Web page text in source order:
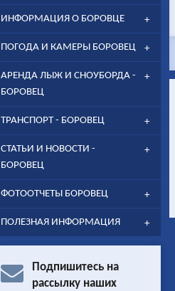
ИНФОРМАЦИЯ О БОРОВЦЕ
ПОГОДА И КАМЕРЫ БОРОВЕЦ
АРЕНДА ЛЫЖ И СНОУБОРДА -
БОРОВЕЦ
ТРАНСПОРТ - БОРОВЕЦ
СТАТЬИ И НОВОСТИ -
БОРОВЕЦ
ФОТООТЧЕТЫ БОРОВЕЦ
ПОЛЕЗНАЯ ИНФОРМАЦИЯ
Подпишитесь на
рассылку наших